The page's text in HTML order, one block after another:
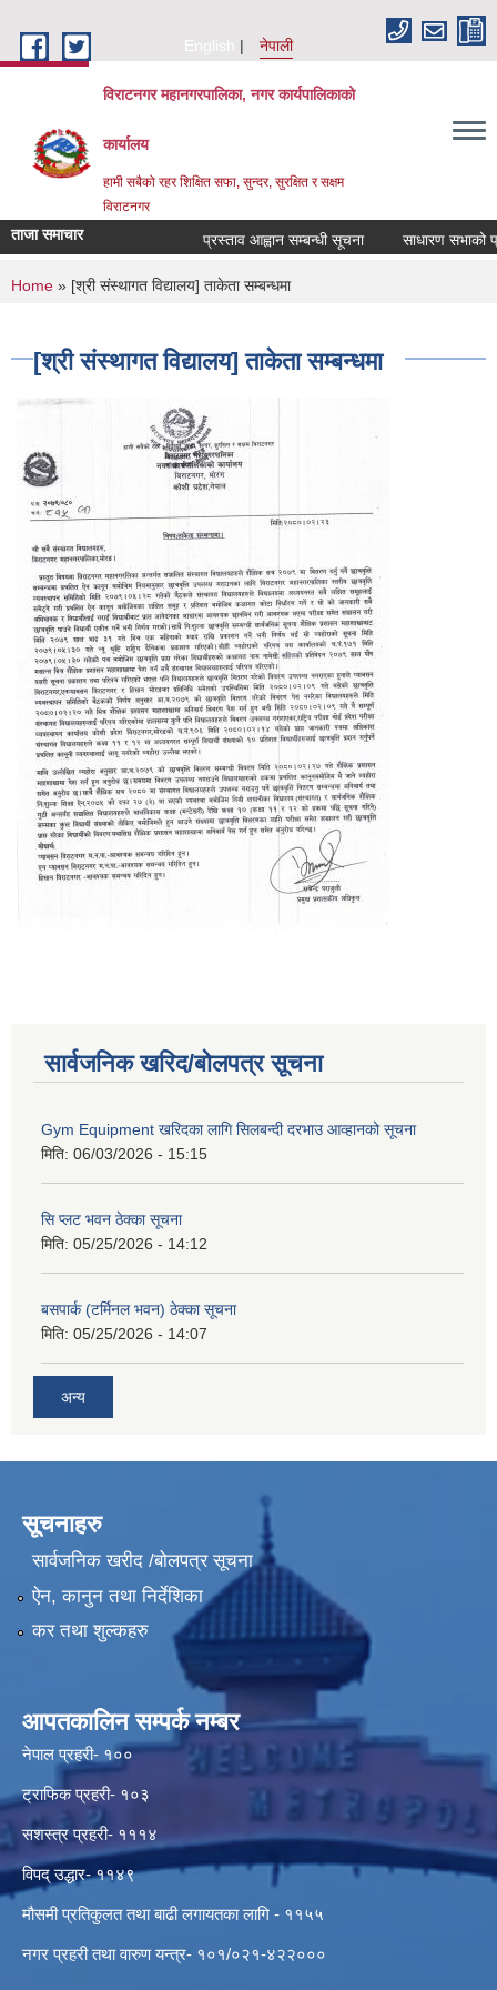
English
नेपाली
विराटनगर महानगरपालिका, नगर कार्यपालिकाको
कार्यालय
हामी सबैको रहर शिक्षित सफा, सुन्दर, सुरक्षित र सक्षम
विराटनगर
ताजा समाचार प्रस्ताव आह्वान सम्बन्धी सूचना साधारण सभाको
You are here
Home » [श्री संस्थागत विद्यालय] ताकेता सम्बन्धमा
[श्री संस्थागत विद्यालय] ताकेता सम्बन्धमा
सार्वजनिक खरिद/बोलपत्र सूचना
Gym Equipment खरिदका लागि सिलबन्दी दरभाउ आव्हानको सूचना
मिति: 06/03/2026 - 15:15
सि प्लट भवन ठेक्का सूचना
मिति: 05/25/2026 - 14:12
बसपार्क (टर्मिनल भवन) ठेक्का सूचना
मिति: 05/25/2026 - 14:07
अन्य
सूचनाहरु
सार्वजनिक खरीद /बोलपत्र सूचना
ऐन, कानुन तथा निर्देशिका
कर तथा शुल्कहरु
आपतकालिन सम्पर्क नम्बर
नेपाल प्रहरी- १००
ट्राफिक प्रहरी- १०३
सशस्त्र प्रहरी- १११४
विपद् उद्धार- ११४९
मौसमी प्रतिकुलत तथा बाढी लगायतका लागि - ११५५
नगर प्रहरी तथा वारुण यन्त्र- १०१/०२१-४२२०००